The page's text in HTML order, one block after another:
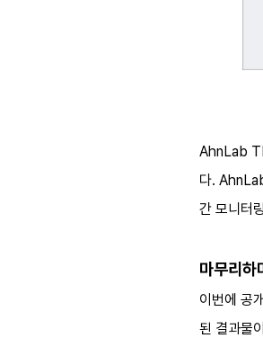
AhnLab
다.
간 모니터
마무리하
이번에 공
된 결과물